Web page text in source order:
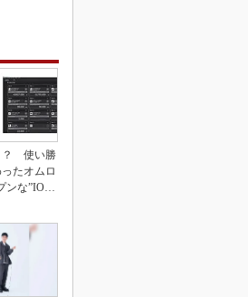
？ 使い勝
たオムロ
ンな”IO-L